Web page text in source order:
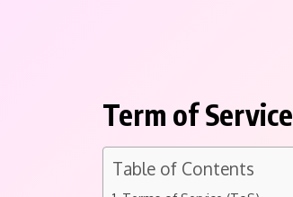
Term of Service
Table of Contents